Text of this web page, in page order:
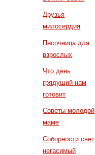
Друзья
милосердия
Песочница для
взрослых
Что день
грядущий нам
готовит
Советы молодой
маме
Соборности свет
негасимый